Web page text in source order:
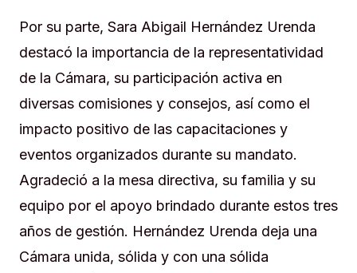
Por su parte, Sara Abigail Hernández Urenda
destacó la importancia de la representatividad
de la Cámara, su participación activa en
diversas comisiones y consejos, así como el
impacto positivo de las capacitaciones y
eventos organizados durante su mandato.
Agradeció a la mesa directiva, su familia y su
equipo por el apoyo brindado durante estos tres
años de gestión. Hernández Urenda deja una
Cámara unida, sólida y con una sólida